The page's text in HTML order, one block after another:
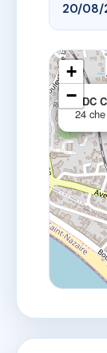
20/08/
SDC
24
+
−